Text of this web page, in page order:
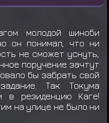
молодой шиноби
он понимал, что ни
не сможет уснуть,
поручение зачтут
бы забрать свой
Так Токума
в резиденцию Каге!
на улице не было ни